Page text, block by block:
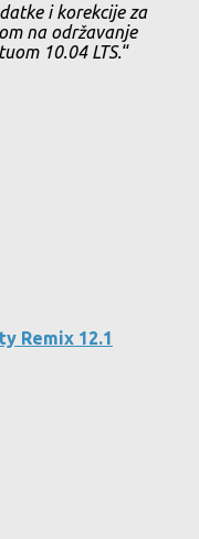
i korekcije za
na održavanje
10.04 LTS.“
Remix 12.1